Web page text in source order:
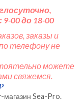
00 до 18-00
заказы и
телефону не
можете
свяжемся.
Sea-Pro.